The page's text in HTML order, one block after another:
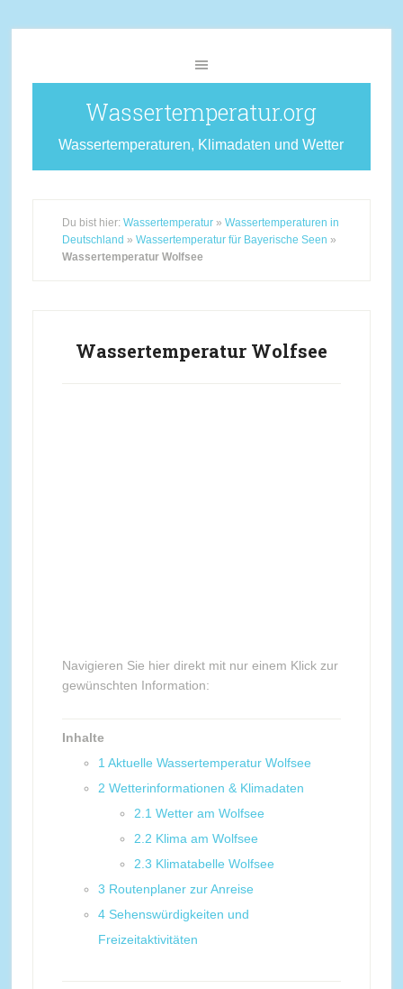
Wassertemperatur.org
Wassertemperaturen, Klimadaten und Wetter
Du bist hier: Wassertemperatur» Wassertemperaturen in
Deutschland » Wassertemperatur für Bayerische Seen »
Wassertemperatur Wolfsee
Wassertemperatur Wolfsee
Navigieren Sie hier direkt mit nur einem Klick zur
gewünschten Information:
Inhalte
1 Aktuelle Wassertemperatur Wolfsee
2 Wetterinformationen & Klimadaten
2.1 Wetter am Wolfsee
2.2 Klima am Wolfsee
2.3 Klimatabelle Wolfsee
3 Routenplaner zur Anreise
4 Sehenswürdigkeiten und
Freizeitaktivitäten